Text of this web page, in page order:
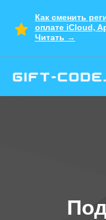
Гарантия на весь товар
оплате iCloud, Apple
Читать →
все про Apple